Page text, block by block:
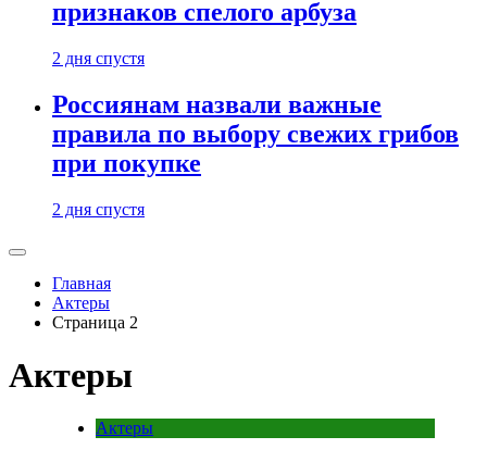
признаков спелого арбуза
2 дня спустя
Россиянам назвали важные
правила по выбору свежих грибов
при покупке
2 дня спустя
Главная
Актеры
Страница 2
Актеры
Актеры